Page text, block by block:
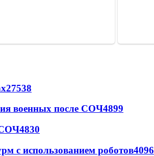
27538
военных после СОЧ4899
4830
с использованием роботов4096